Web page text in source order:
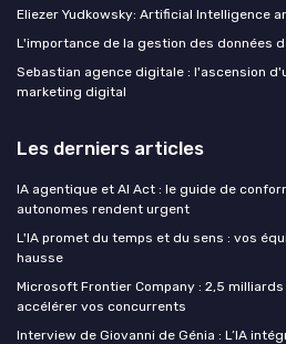
Eliezer Yudkowsky: Artificial Intelligence
L'importance de la gestion des données
Sebastian agence digitale : l'ascension
marketing digital
Les derniers articles
IA agentique et AI Act : le guide de
autonomes rendent urgent
L'IA promet du temps et du sens : vos
hausse
Microsoft Frontier Company : 2,5
accélérer vos concurrents
Interview de Giovanni de Génia : L’IA